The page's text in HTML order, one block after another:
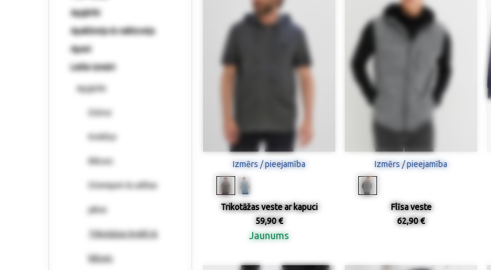
Apģērbi
Apakšveļa & naktsveļa
Apavi
Lielie izmēri
Apģērbi
Džinsi
Krekliņi
Bikses
Džemperi & adītas
jakas
Trikotāžas krekli &
bikses
Izmērs / pieejamība
Trikotāžas veste ar kapuci
59,90 €
Jaunums
Izmērs / pieejamība
Flīsa veste
62,90 €